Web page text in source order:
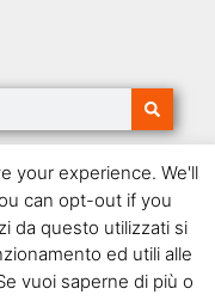
437 – La
II
your experience. We'll
can opt-out if you
da questo utilizzati si
ed utili alle
vuoi saperne di più o